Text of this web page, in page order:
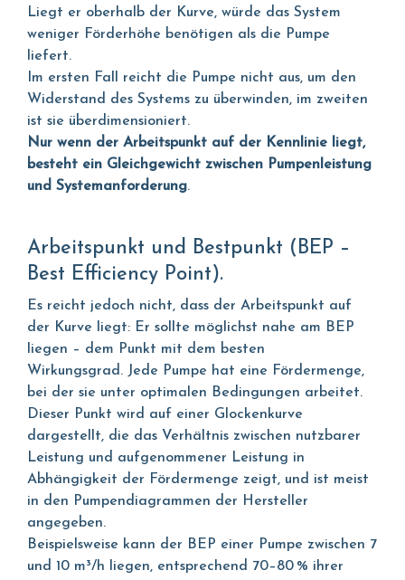
Liegt er oberhalb der Kurve, würde das System
weniger Förderhöhe benötigen als die Pumpe
liefert.
Im ersten Fall reicht die Pumpe nicht aus, um den
Widerstand des Systems zu überwinden, im zweiten
ist sie überdimensioniert.
Nur wenn der Arbeitspunkt auf der Kennlinie liegt,
besteht ein Gleichgewicht zwischen Pumpenleistung
und Systemanforderung.
Arbeitspunkt und Bestpunkt (BEP –
Best Efficiency Point).
Es reicht jedoch nicht, dass der Arbeitspunkt auf
der Kurve liegt: Er sollte möglichst nahe am BEP
liegen – dem Punkt mit dem besten
Wirkungsgrad. Jede Pumpe hat eine Fördermenge,
bei der sie unter optimalen Bedingungen arbeitet.
Dieser Punkt wird auf einer Glockenkurve
dargestellt, die das Verhältnis zwischen nutzbarer
Leistung und aufgenommener Leistung in
Abhängigkeit der Fördermenge zeigt, und ist meist
in den Pumpendiagrammen der Hersteller
angegeben.
Beispielsweise kann der BEP einer Pumpe zwischen 7
und 10 m³/h liegen, entsprechend 70–80 % ihrer